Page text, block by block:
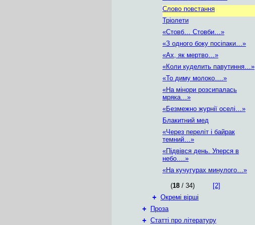
Слово повстання
Тріолети
«Стовб… Стовби…»
«З одного боку посіпаки…»
«Ах, як мертво…»
«Коли куделить павутиння…»
«То диму молоко….»
«На мінори розсипалась
мряка…»
«Безмежно журнії оселі…»
Блакитний мед
«Через переліт і байрак
темний…»
«Підвівся день. Уперся в
небо….»
«На кучугурах минулого…»
(18 / 34)
[2]
+ Окремі вірші
+
Проза
+ Статті про літературу